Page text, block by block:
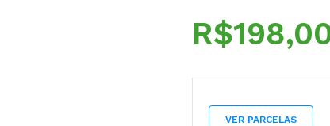
R$
VER PARCELAS